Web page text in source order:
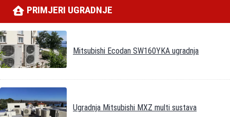
PRIMJERI UGRADNJE
Mitsubishi Ecodan SW160YKA ugradnja
Ugradnja Mitsubishi MXZ multi sustava